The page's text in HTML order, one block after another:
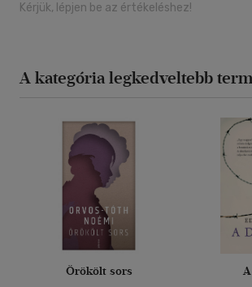
Kérjük, lépjen be az értékeléshez!
A kategória legkedveltebb
Örökölt sors